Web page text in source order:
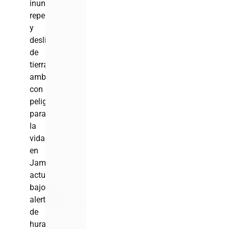
inundaciones
repentinas
y
deslizamientos
de
tierra,
ambos
con
peligro
para
la
vida»,
en
Jamaica,
actualmente
bajo
alerta
de
huracán,